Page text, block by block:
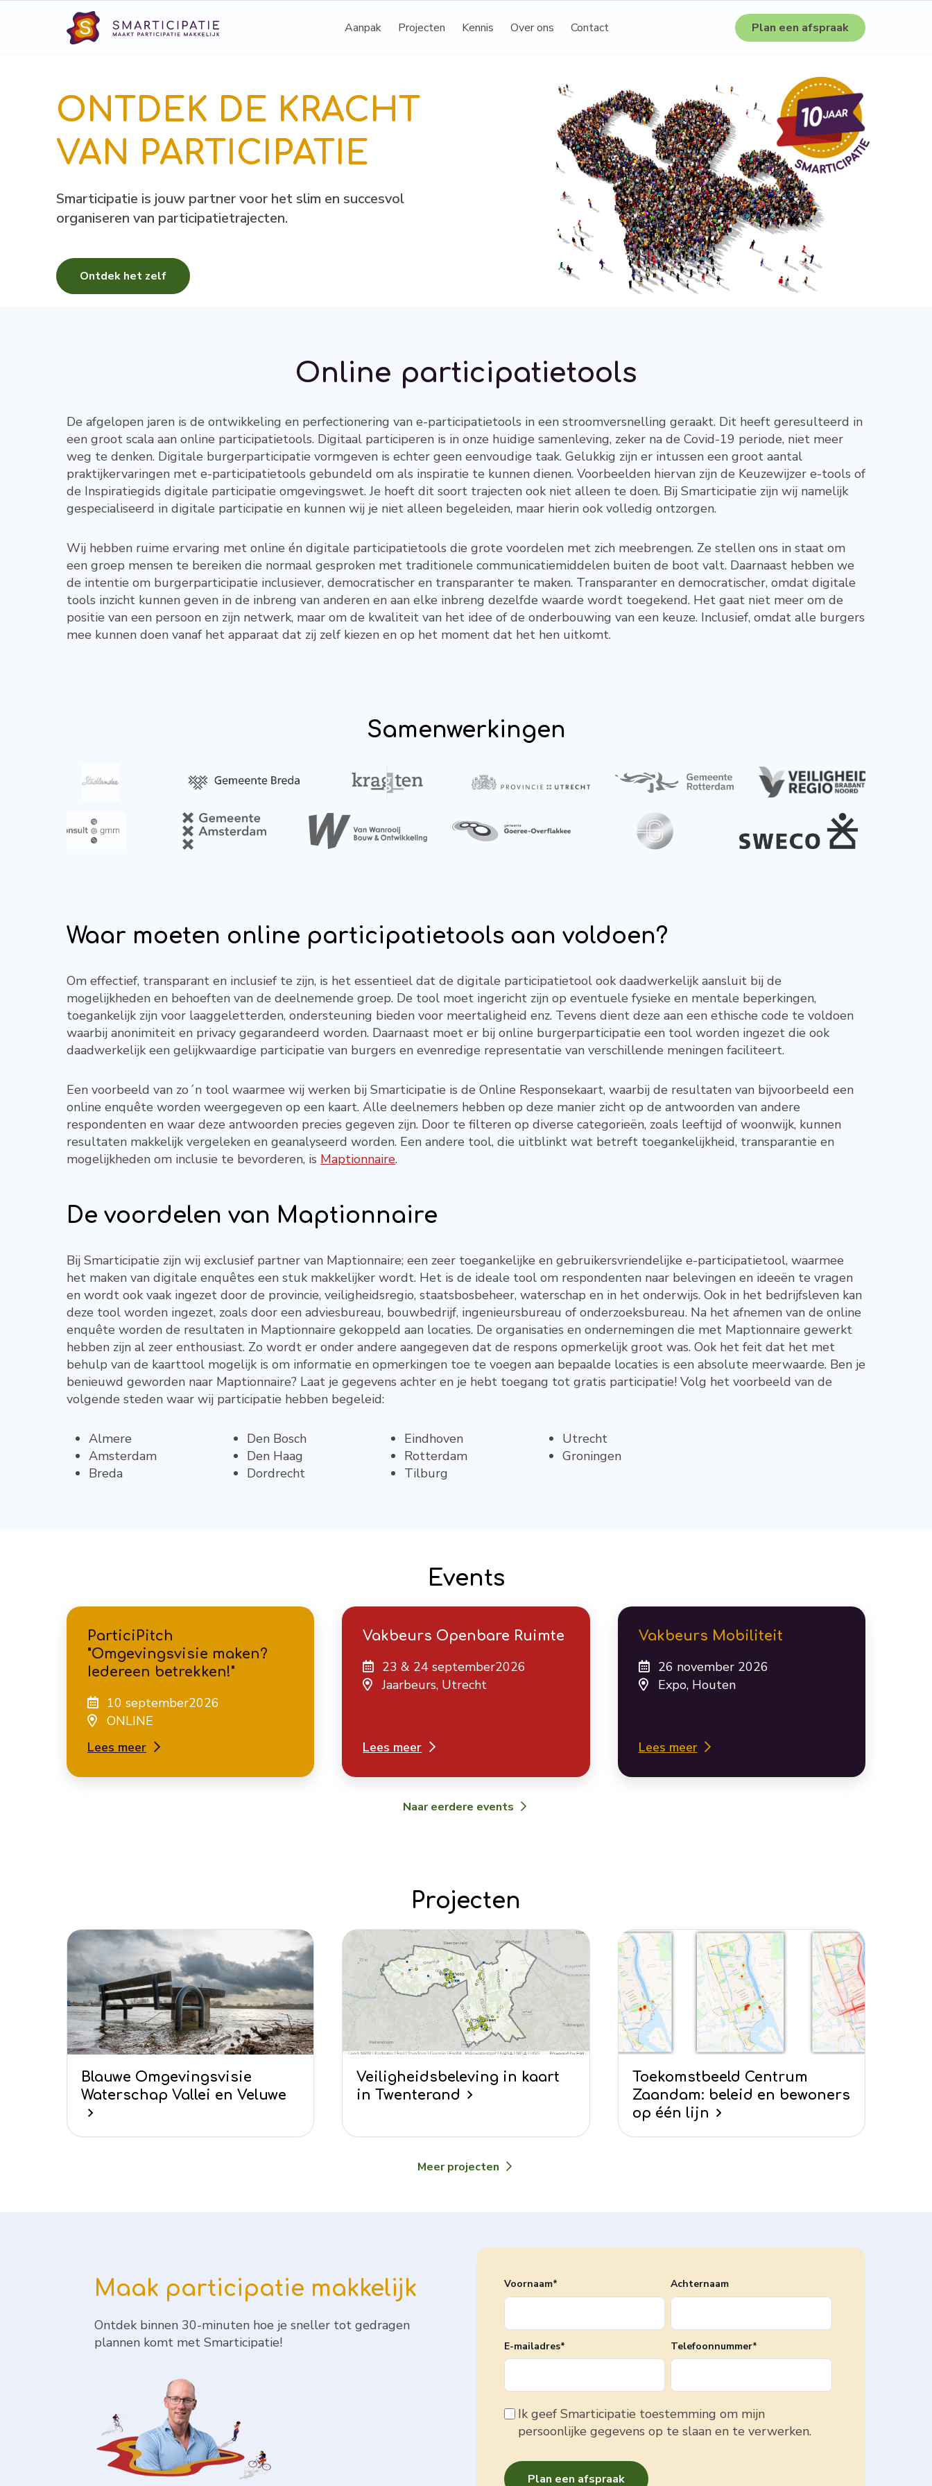
Aanpak Projecten Kennis Over ons Contact Plan een afspraak
ONTDEK DE KRACHT
VAN PARTICIPATIE
Smarticipatie is jouw partner voor het slim en succesvol
organiseren van participatietrajecten.
Ontdek het zelf
Online participatietools
De afgelopen jaren is de ontwikkeling en perfectionering van e-participatietools in een stroomversnelling geraakt. Dit heeft geresulteerd in
een groot scala aan online participatietools. Digitaal participeren is in onze huidige samenleving, zeker na de Covid-19 periode, niet meer
weg te denken. Digitale burgerparticipatie vormgeven is echter geen eenvoudige taak. Gelukkig zijn er intussen een groot aantal
praktijkervaringen met e-participatietools gebundeld om als inspiratie te kunnen dienen. Voorbeelden hiervan zijn de Keuzewijzer e-tools of
de Inspiratiegids digitale participatie omgevingswet. Je hoeft dit soort trajecten ook niet alleen te doen. Bij Smarticipatie zijn wij namelijk
gespecialiseerd in digitale participatie en kunnen wij je niet alleen begeleiden, maar hierin ook volledig ontzorgen.
Wij hebben ruime ervaring met online én digitale participatietools die grote voordelen met zich meebrengen. Ze stellen ons in staat om
een groep mensen te bereiken die normaal gesproken met traditionele communicatiemiddelen buiten de boot valt. Daarnaast hebben we
de intentie om burgerparticipatie inclusiever, democratischer en transparanter te maken. Transparanter en democratischer, omdat digitale
tools inzicht kunnen geven in de inbreng van anderen en aan elke inbreng dezelfde waarde wordt toegekend. Het gaat niet meer om de
positie van een persoon en zijn netwerk, maar om de kwaliteit van het idee of de onderbouwing van een keuze. Inclusief, omdat alle burgers
mee kunnen doen vanaf het apparaat dat zij zelf kiezen en op het moment dat het hen uitkomt.
Samenwerkingen
Waar moeten online participatietools aan voldoen?
Om effectief, transparant en inclusief te zijn, is het essentieel dat de digitale participatietool ook daadwerkelijk aansluit bij de
mogelijkheden en behoeften van de deelnemende groep. De tool moet ingericht zijn op eventuele fysieke en mentale beperkingen,
toegankelijk zijn voor laaggeletterden, ondersteuning bieden voor meertaligheid enz. Tevens dient deze aan een ethische code te voldoen
waarbij anonimiteit en privacy gegarandeerd worden. Daarnaast moet er bij online burgerparticipatie een tool worden ingezet die ook
daadwerkelijk een gelijkwaardige participatie van burgers en evenredige representatie van verschillende meningen faciliteert.
Een voorbeeld van zo´n tool waarmee wij werken bij Smarticipatie is de Online Responsekaart, waarbij de resultaten van bijvoorbeeld een
online enquête worden weergegeven op een kaart. Alle deelnemers hebben op deze manier zicht op de antwoorden van andere
respondenten en waar deze antwoorden precies gegeven zijn. Door te filteren op diverse categorieën, zoals leeftijd of woonwijk, kunnen
resultaten makkelijk vergeleken en geanalyseerd worden. Een andere tool, die uitblinkt wat betreft toegankelijkheid, transparantie en
mogelijkheden om inclusie te bevorderen, is Maptionnaire.
De voordelen van Maptionnaire
Bij Smarticipatie zijn wij exclusief partner van Maptionnaire; een zeer toegankelijke en gebruikersvriendelijke e-participatietool, waarmee
het maken van digitale enquêtes een stuk makkelijker wordt. Het is de ideale tool om respondenten naar belevingen en ideeën te vragen
en wordt ook vaak ingezet door de provincie, veiligheidsregio, staatsbosbeheer, waterschap en in het onderwijs. Ook in het bedrijfsleven kan
deze tool worden ingezet, zoals door een adviesbureau, bouwbedrijf, ingenieursbureau of onderzoeksbureau. Na het afnemen van de online
enquête worden de resultaten in Maptionnaire gekoppeld aan locaties. De organisaties en ondernemingen die met Maptionnaire gewerkt
hebben zijn al zeer enthousiast. Zo wordt er onder andere aangegeven dat de respons opmerkelijk groot was. Ook het feit dat het met
behulp van de kaarttool mogelijk is om informatie en opmerkingen toe te voegen aan bepaalde locaties is een absolute meerwaarde. Ben je
benieuwd geworden naar Maptionnaire? Laat je gegevens achter en je hebt toegang tot gratis participatie! Volg het voorbeeld van de
volgende steden waar wij participatie hebben begeleid:
Almere
Amsterdam
Breda
Den Bosch
Den Haag
Dordrecht
Eindhoven
Rotterdam
Tilburg
Utrecht
Groningen
Events
ParticiPitch
"Omgevingsvisie maken?
Iedereen betrekken!"
10 september2026
ONLINE
Lees meer
Vakbeurs Openbare Ruimte
23 & 24 september2026
Jaarbeurs, Utrecht
Lees meer
Vakbeurs Mobiliteit
26 november 2026
Expo, Houten
Lees meer
Naar eerdere events
Projecten
Blauwe Omgevingsvisie
Waterschap Vallei en Veluwe
Veiligheidsbeleving in kaart
in Twenterand
Toekomstbeeld Centrum
Zaandam: beleid en bewoners
op één lijn
Meer projecten
Maak participatie makkelijk
Ontdek binnen 30-minuten hoe je sneller tot gedragen
plannen komt met Smarticipatie!
Voornaam* Achternaam
E-mailadres* Telefoonnummer*
Ik geef Smarticipatie toestemming om mijn
persoonlijke gegevens op te slaan en te verwerken.